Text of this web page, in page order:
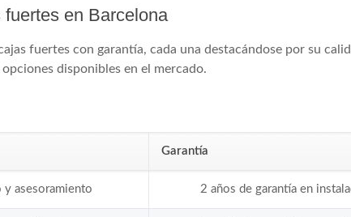
en Barcelona
fuertes con garantía, cada una destacándose por su
disponibles en el mercado.
Garantía
y asesoramiento 2 años de garantía en